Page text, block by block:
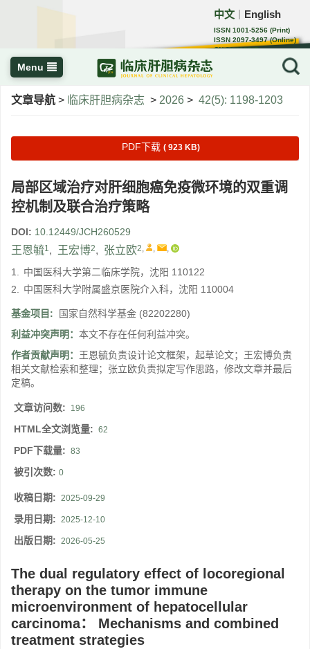
中文 English
ISSN 1001-5256 (Print)
ISSN 2097-3497 (Online)
CN 22-1108/R
Menu
文章导航 > 临床肝胆病杂志 > 2026 > 42(5): 1198-1203
PDF下载 ( 923 KB)
局部区域治疗对肝细胞癌免疫微环境的双重调
控机制及联合治疗策略
DOI: 10.12449/JCH260529
王恩毓1, 王宏博2, 张立欧2, , ,
1. 中国医科大学第二临床学院，沈阳 110122
2. 中国医科大学附属盛京医院介入科，沈阳 110004
基金项目: 国家自然科学基金 (82202280)
利益冲突声明： 本文不存在任何利益冲突。
作者贡献声明： 王恩毓负责设计论文框架，起草论文；王宏博负责
相关文献检索和整理；张立欧负责拟定写作思路，修改文章并最后
定稿。
文章访问数: 196
HTML全文浏览量: 62
PDF下载量: 83
被引次数: 0
收稿日期: 2025-09-29
录用日期: 2025-12-10
出版日期: 2026-05-25
The dual regulatory effect of locoregional
therapy on the tumor immune
microenvironment of hepatocellular
carcinoma： Mechanisms and combined
treatment strategies